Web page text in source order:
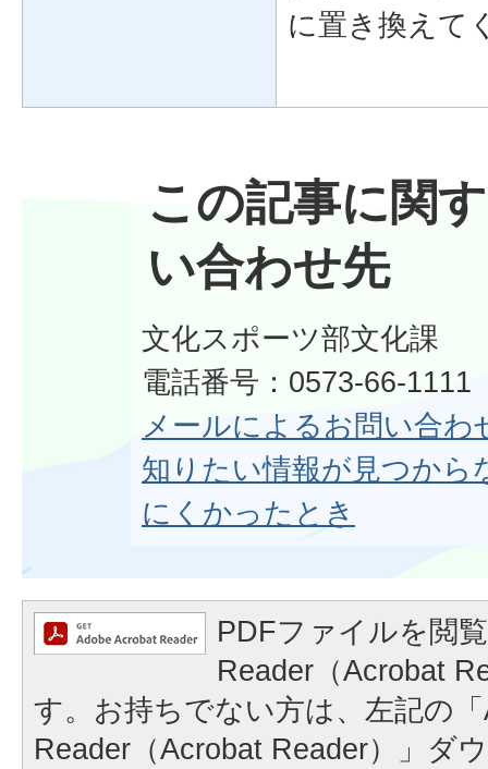
に置き換えて
この記事に関
い合わせ先
文化スポーツ部文化課
電話番号：0573-66-1111
メールによるお問い合わ
知りたい情報が見つから
にくかったとき
PDFファイルを閲
Reader（Acrobat
す。お持ちでない方は、左記の
Reader（Acrobat Reader）」ダ